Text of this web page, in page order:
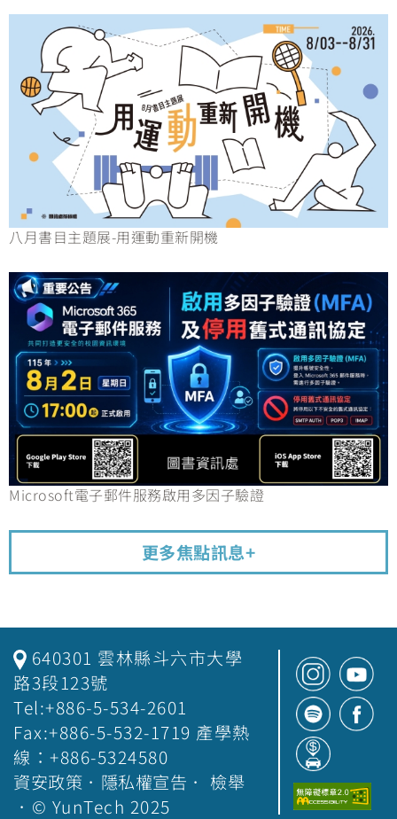
八月書目主題展-用運動重新開機
Microsoft電子郵件服務啟用多因子驗證
更多焦點訊息+
640301 雲林縣斗六市大學
路3段123號
Tel:+886-5-534-2601
Fax:+886-5-532-1719 產學熱
線：+886-5324580
資安政策 ． 隱私權宣告 ． 檢舉
．© YunTech 2025